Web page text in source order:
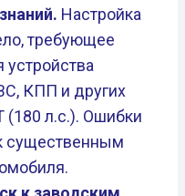
Настройка
требующее
устройства
КПП и других
(180 л.с.). Ошибки
существенным